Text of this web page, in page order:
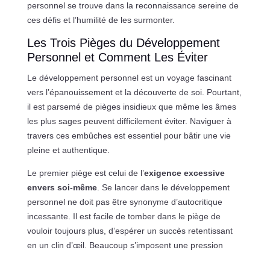
personnel se trouve dans la reconnaissance sereine de
ces défis et l’humilité de les surmonter.
Les Trois Pièges du Développement
Personnel et Comment Les Éviter
Le développement personnel est un voyage fascinant
vers l’épanouissement et la découverte de soi. Pourtant,
il est parsemé de pièges insidieux que même les âmes
les plus sages peuvent difficilement éviter. Naviguer à
travers ces embûches est essentiel pour bâtir une vie
pleine et authentique.
Le premier piège est celui de l’exigence excessive
envers soi-même. Se lancer dans le développement
personnel ne doit pas être synonyme d’autocritique
incessante. Il est facile de tomber dans le piège de
vouloir toujours plus, d’espérer un succès retentissant
en un clin d’œil. Beaucoup s’imposent une pression